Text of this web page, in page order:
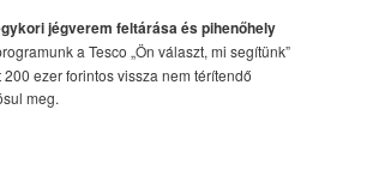
jégverem feltárása és pihenőhely
a Tesco „Ön választ, mi segítünk”
ezer forintos vissza nem térítendő
meg.